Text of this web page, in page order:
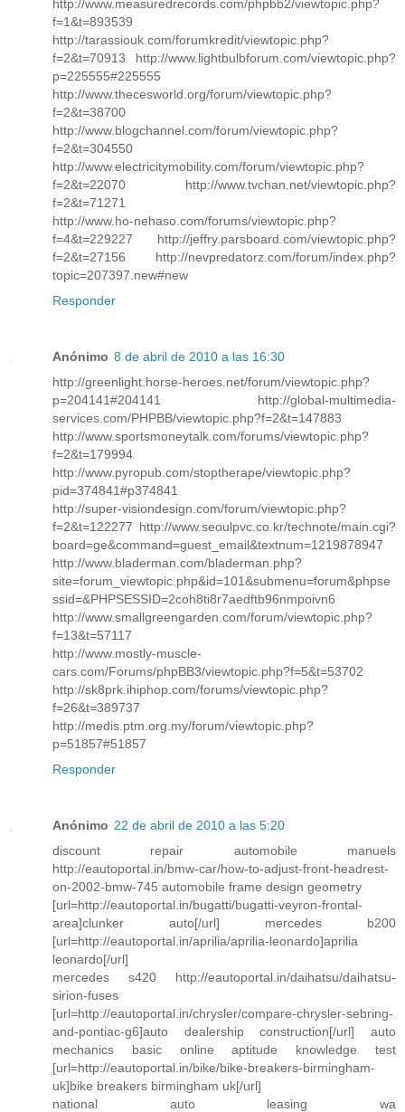
http://www.measuredrecords.com/phpbb2/viewtopic.php?
f=1&t=893539
http://tarassiouk.com/forumkredit/viewtopic.php?
f=2&t=70913 http://www.lightbulbforum.com/viewtopic.php?
p=225555#225555
http://www.thecesworld.org/forum/viewtopic.php?
f=2&t=38700
http://www.blogchannel.com/forum/viewtopic.php?
f=2&t=304550
http://www.electricitymobility.com/forum/viewtopic.php?
f=2&t=22070 http://www.tvchan.net/viewtopic.php?
f=2&t=71271
http://www.ho-nehaso.com/forums/viewtopic.php?
f=4&t=229227 http://jeffry.parsboard.com/viewtopic.php?
f=2&t=27156 http://nevpredatorz.com/forum/index.php?
topic=207397.new#new
Responder
Anónimo 8 de abril de 2010 a las 16:30
http://greenlight.horse-heroes.net/forum/viewtopic.php?
p=204141#204141 http://global-multimedia-
services.com/PHPBB/viewtopic.php?f=2&t=147883
http://www.sportsmoneytalk.com/forums/viewtopic.php?
f=2&t=179994
http://www.pyropub.com/stoptherape/viewtopic.php?
pid=374841#p374841
http://super-visiondesign.com/forum/viewtopic.php?
f=2&t=122277 http://www.seoulpvc.co.kr/technote/main.cgi?
board=ge&command=guest_email&textnum=1219878947
http://www.bladerman.com/bladerman.php?
site=forum_viewtopic.php&id=101&submenu=forum&phpse
ssid=&PHPSESSID=2coh8ti8r7aedftb96nmpoivn6
http://www.smallgreengarden.com/forum/viewtopic.php?
f=13&t=57117
http://www.mostly-muscle-
cars.com/Forums/phpBB3/viewtopic.php?f=5&t=53702
http://sk8prk.ihiphop.com/forums/viewtopic.php?
f=26&t=389737
http://medis.ptm.org.my/forum/viewtopic.php?
p=51857#51857
Responder
Anónimo 22 de abril de 2010 a las 5:20
discount repair automobile manuels
http://eautoportal.in/bmw-car/how-to-adjust-front-headrest-
on-2002-bmw-745 automobile frame design geometry
[url=http://eautoportal.in/bugatti/bugatti-veyron-frontal-
area]clunker auto[/url] mercedes b200
[url=http://eautoportal.in/aprilia/aprilia-leonardo]aprilia
leonardo[/url]
mercedes s420 http://eautoportal.in/daihatsu/daihatsu-
sirion-fuses
[url=http://eautoportal.in/chrysler/compare-chrysler-sebring-
and-pontiac-g6]auto dealership construction[/url] auto
mechanics basic online aptitude knowledge test
[url=http://eautoportal.in/bike/bike-breakers-birmingham-
uk]bike breakers birmingham uk[/url]
national auto leasing wa